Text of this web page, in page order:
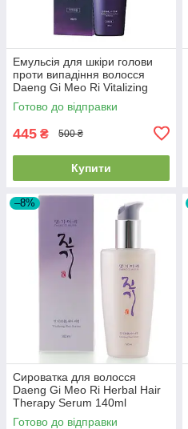
Емульсія для шкіри голови
проти випадіння волосся
Daeng Gi Meo Ri Vitalizing
Scalp Pack For Hair-Loss 145
мл
Готово до відправки
445 ₴ 500 ₴
Купити
–8%
Сироватка для волосся
Daeng Gi Meo Ri Herbal Hair
Therapy Serum 140ml
Готово до відправки